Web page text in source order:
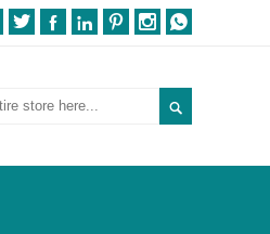
     
